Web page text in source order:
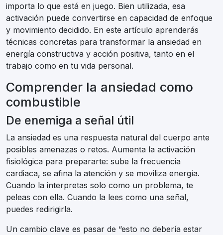
importa lo que está en juego. Bien utilizada, esa
activación puede convertirse en capacidad de enfoque
y movimiento decidido. En este artículo aprenderás
técnicas concretas para transformar la ansiedad en
energía constructiva y acción positiva, tanto en el
trabajo como en tu vida personal.
Comprender la ansiedad como
combustible
De enemiga a señal útil
La ansiedad es una respuesta natural del cuerpo ante
posibles amenazas o retos. Aumenta la activación
fisiológica para prepararte: sube la frecuencia
cardiaca, se afina la atención y se moviliza energía.
Cuando la interpretas solo como un problema, te
peleas con ella. Cuando la lees como una señal,
puedes redirigirla.
Un cambio clave es pasar de “esto no debería estar